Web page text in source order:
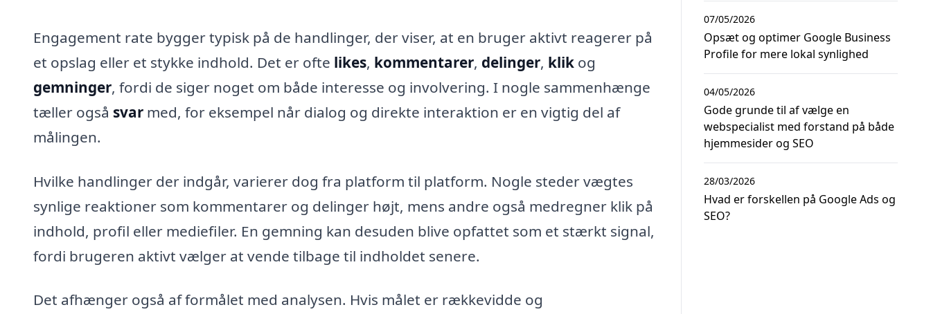
Engagement rate bygger typisk på de handlinger, der viser, at en bruger aktivt reagerer på
et opslag eller et stykke indhold. Det er ofte likes, kommentarer, delinger, klik og
gemninger, fordi de siger noget om både interesse og involvering. I nogle sammenhænge
tæller også svar med, for eksempel når dialog og direkte interaktion er en vigtig del af
målingen.
Hvilke handlinger der indgår, varierer dog fra platform til platform. Nogle steder vægtes
synlige reaktioner som kommentarer og delinger højt, mens andre også medregner klik på
indhold, profil eller mediefiler. En gemning kan desuden blive opfattet som et stærkt signal,
fordi brugeren aktivt vælger at vende tilbage til indholdet senere.
Det afhænger også af formålet med analysen. Hvis målet er rækkevidde og
Opsæt og optimer Google Business
Profile for mere lokal synlighed
07/05/2026
Gode grunde til af vælge en
webspecialist med forstand på både
hjemmesider og SEO
04/05/2026
Hvad er forskellen på Google Ads og
SEO?
28/03/2026